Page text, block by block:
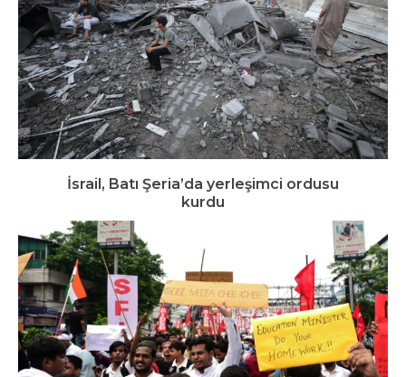
İsrail, Batı Şeria’da yerleşimci ordusu
kurdu